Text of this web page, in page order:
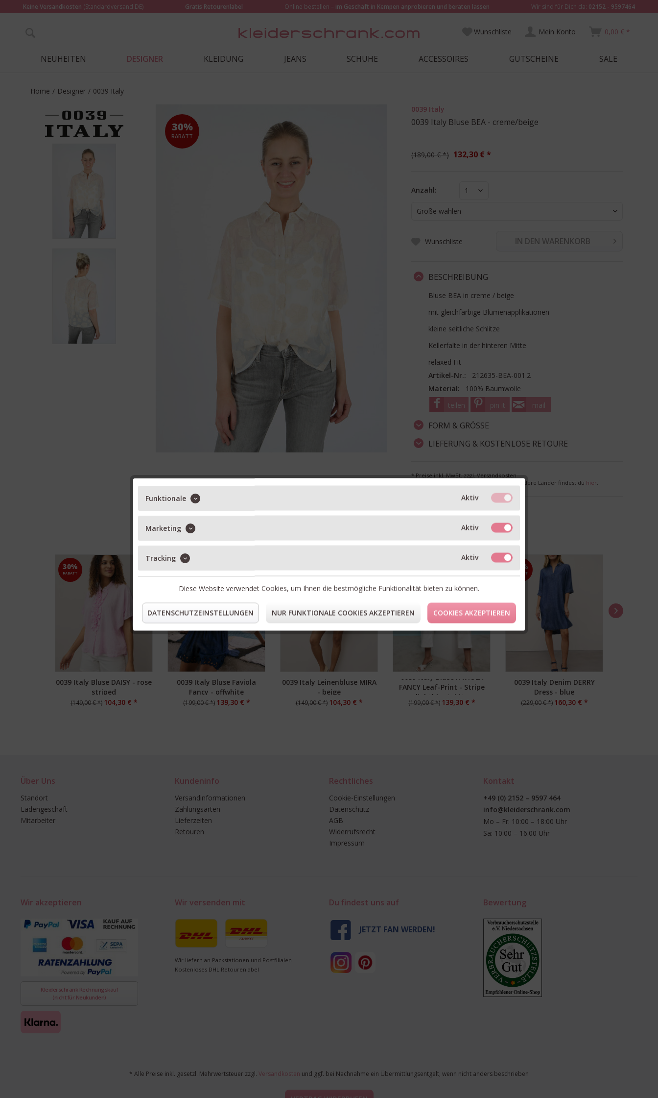
Keine Versandkosten (Standardversand DE) Gratis Retourenlabel Online bestellen – im Geschäft in Kempen anprobieren und beraten lassen Wir sind für Dich da: 02152 - 9597464
Wunschliste Mein Konto 0,00 € *
NEUHEITEN DESIGNER KLEIDUNG JEANS SCHUHE ACCESSOIRES GUTSCHEINE SALE
Home / Designer / 0039 Italy
30%
RABATT
0039 Italy
0039 Italy Bluse BEA - creme/beige
189,00 € * 132,30 € *
Anzahl: 1
Größe wählen
Wunschliste IN DEN WARENKORB
BESCHREIBUNG
Bluse BEA in creme / beige
mit gleichfarbige Blumenapplikationen
kleine seitliche Schlitze
Kellerfalte in der hinteren Mitte
relaxed Fit
Artikel-Nr.:
212635-BEA-001.2
Material:
100% Baumwolle
teilen
pin it mail
FORM & GRÖSSE
LIEFERUNG & KOSTENLOSE RETOURE
* Preise inkl. MwSt. zzgl. Versandkosten
** Gilt für Deutschland. Lieferzeiten für andere Länder findest du hier.
30%
RABATT
0039 Italy Bluse DAISY - rose
striped
(149,00 € *) 104,30 € *
30%
0039 Italy Bluse Faviola
Fancy - offwhite
(199,00 € *) 139,30 € *
0039 Italy Leinenbluse MIRA
- beige
(149,00 € *) 104,30 € *
0039 Italy Bluse FAVIOLA
FANCY Leaf-Print - Stripe
lightblue/white
(199,00 € *) 139,30 € *
30%
RABATT
0039 Italy Denim DERRY
Dress - blue
(229,00 € *) 160,30 € *
Über Uns
Standort
Ladengeschäft
Mitarbeiter
Kundeninfo
Versandinformationen
Zahlungsarten
Lieferzeiten
Retouren
Rechtliches
Cookie-Einstellungen
Datenschutz
AGB
Widerrufsrecht
Impressum
Kontakt
+49 (0) 2152 – 9597 464
info@kleiderschrank.com
Mo – Fr: 10:00 – 18:00 Uhr
Sa: 10:00 – 16:00 Uhr
Wir akzeptieren
Kleiderschrank Rechnungskauf
(nicht für Neukunden)
Wir versenden mit
Wir liefern an Packstationen und Postfilialen
Kostenloses DHL Retourenlabel
Du findest uns auf
JETZT FAN WERDEN!
Bewertung
* Alle Preise inkl. gesetzl. Mehrwertsteuer zzgl. Versandkosten und ggf. bei Nachnahme ein Übermittlungsentgelt, wenn nicht anders beschrieben
Funktionale Aktiv
Marketing Aktiv
Tracking Aktiv
Diese Website verwendet Cookies, um Ihnen die bestmögliche Funktionalität bieten zu können.
DATENSCHUTZEINSTELLUNGEN NUR FUNKTIONALE COOKIES AKZEPTIEREN COOKIES AKZEPTIEREN